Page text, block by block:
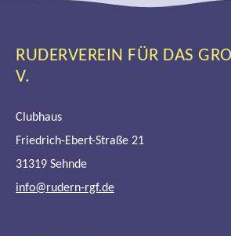
RUDERVEREIN FÜR DAS
.
Clubhaus
Friedrich-Ebert-Straße 21
31319 Sehnde
info@rudern-rgf.de